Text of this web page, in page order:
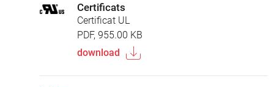
Certificats
Certificat UL
PDF, 955.00 KB
download